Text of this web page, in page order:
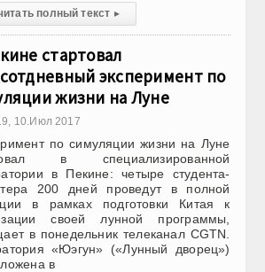
полный текст ▸
стартовал
эксперимент по
жизни на Луне
10.Июл 2017
по симуляции жизни на Луне
в специализированной
в Пекине: четыре студента-
200 дней проведут в полной
в рамках подготовки Китая к
своей лунной программы,
в понедельник телеканал CGTN.
«Юэгун» («Лунный дворец»)
в